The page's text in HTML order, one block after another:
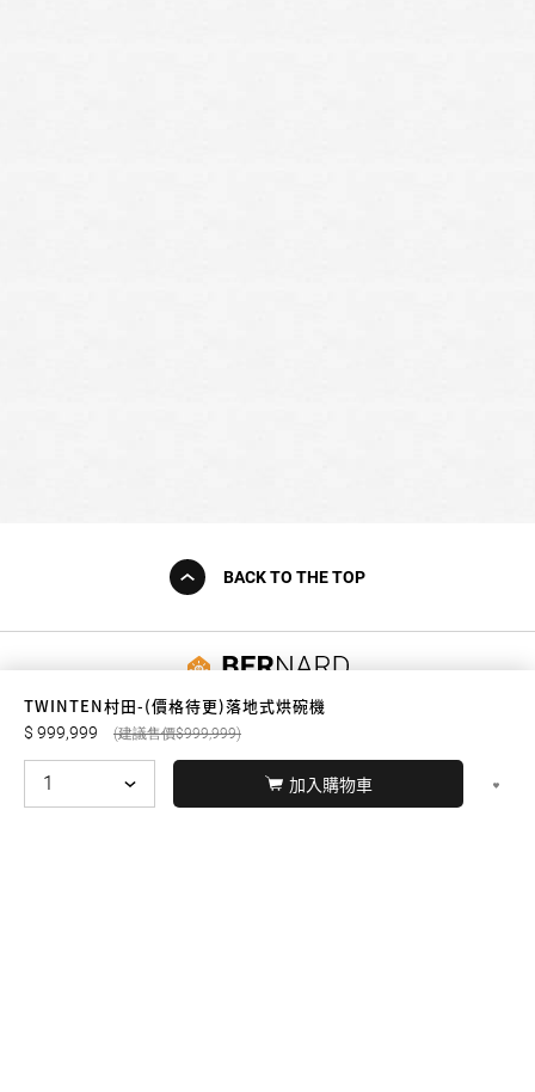
TWINTEN村田-(價格待更)落地式烘碗機
999,999 999,999
加入購物車
BACK TO THE TOP
友誠購物
© BERNARD 2021 WEBDESIGN